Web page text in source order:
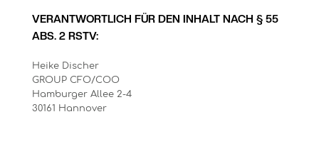
VERANTWORTLICH FÜR DEN INHALT NACH § 55
ABS. 2 RSTV:
Heike Discher
GROUP CFO/COO
Hamburger Allee 2-4
30161 Hannover